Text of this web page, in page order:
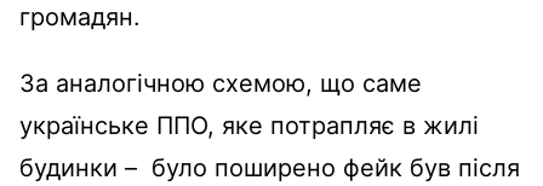
громадян.
За аналогічною схемою, що саме
українське ППО, яке потрапляє в жилі
будинки – було поширено фейк був після